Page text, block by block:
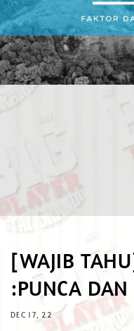
[WAJIB
:PUNCA DAN
DEC 17, 22